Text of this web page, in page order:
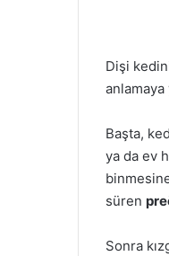
Dişi
anlamaya
Başta,
ya da ev
süren
Sonra